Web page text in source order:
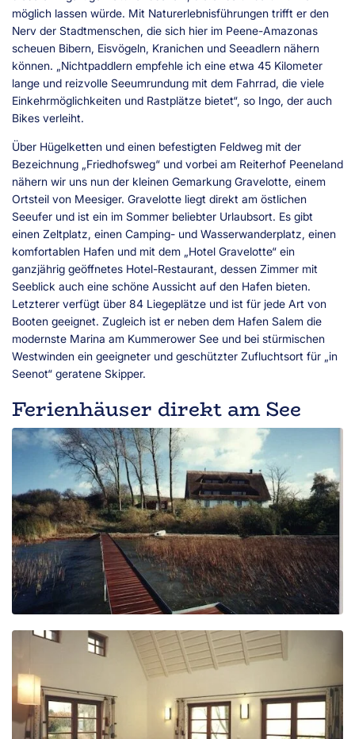
möglich lassen würde. Mit Naturerlebnisführungen trifft er den
Nerv der Stadtmenschen, die sich hier im Peene-Amazonas
scheuen Bibern, Eisvögeln, Kranichen und Seeadlern nähern
können. „Nichtpaddlern empfehle ich eine etwa 45 Kilometer
lange und reizvolle Seeumrundung mit dem Fahrrad, die viele
Einkehrmöglichkeiten und Rastplätze bietet“, so Ingo, der auch
Bikes verleiht.
Über Hügelketten und einen befestigten Feldweg mit der
Bezeichnung „Friedhofsweg“ und vorbei am Reiterhof Peeneland
nähern wir uns nun der kleinen Gemarkung Gravelotte, einem
Ortsteil von Meesiger. Gravelotte liegt direkt am östlichen
Seeufer und ist ein im Sommer beliebter Urlaubsort. Es gibt
einen Zeltplatz, einen Camping- und Wasserwanderplatz, einen
komfortablen Hafen und mit dem „Hotel Gravelotte“ ein
ganzjährig geöffnetes Hotel-Restaurant, dessen Zimmer mit
Seeblick auch eine schöne Aussicht auf den Hafen bieten.
Letzterer verfügt über 84 Liegeplätze und ist für jede Art von
Booten geeignet. Zugleich ist er neben dem Hafen Salem die
modernste Marina am Kummerower See und bei stürmischen
Westwinden ein geeigneter und geschützter Zufluchtsort für „in
Seenot“ geratene Skipper.
Ferienhäuser direkt am See